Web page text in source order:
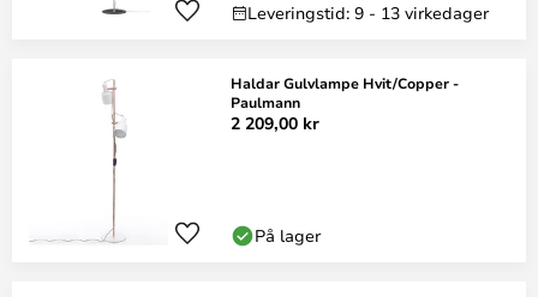
Leveringstid: 9 - 13 virkedager
Haldar Gulvlampe Hvit/Copper -
Paulmann
2 209,00 kr
På lager